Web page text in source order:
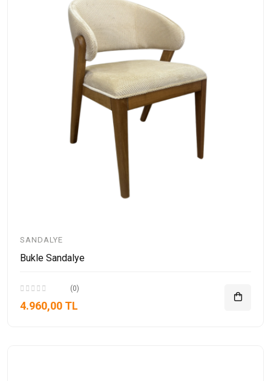
SANDALYE
Bukle Sandalye
(0)
4.960,00 TL